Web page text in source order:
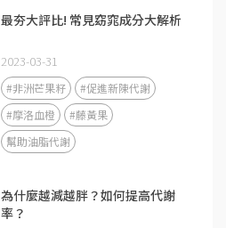
最夯大評比! 常見窈窕成分大解析
2023-03-31
#非洲芒果籽
#促進新陳代謝
#摩洛血橙
#藤黃果
幫助油脂代謝
為什麼越減越胖？如何提高代謝
率？